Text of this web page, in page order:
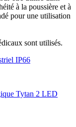
à la poussière et à
pour une utilisation
sont utilisés.
IP66
Tytan 2 LED